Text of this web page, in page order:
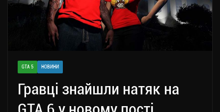
GTA 5 НОВИНИ
Гравці знайшли натяк на